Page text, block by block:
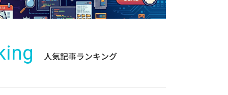
人気記事ランキング